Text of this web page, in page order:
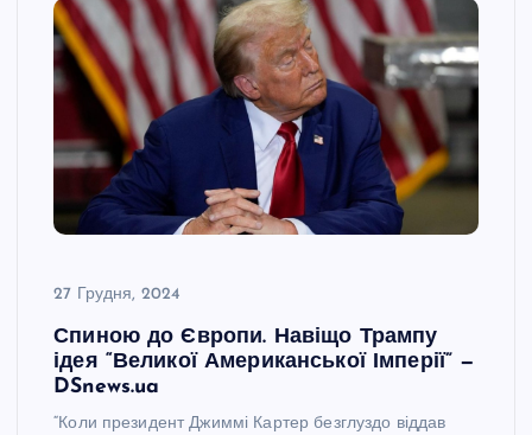
27 Грудня, 2024
Спиною до Європи. Навіщо Трампу
ідея “Великої Американської Імперії” —
DSnews.ua
“Коли президент Джиммі Картер безглуздо віддав